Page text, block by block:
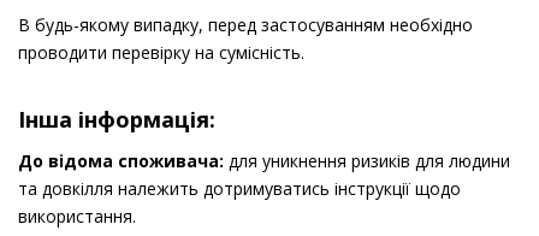
В будь-якому випадку, перед застосуванням необхідно
проводити перевірку на сумісність.
Інша інформація:
До відома споживача: для уникнення ризиків для людини
та довкілля належить дотримуватись інструкції щодо
використання.